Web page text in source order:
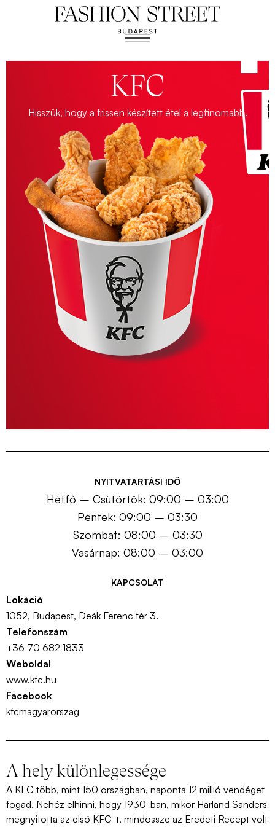
KFC
Hisszük, hogy a frissen készített étel a legfinomabb.
NYITVATARTÁSI IDŐ
Hétfő – Csütörtök: 09:00 – 03:00
Péntek: 09:00 – 03:30
Szombat: 08:00 – 03:30
Vasárnap: 08:00 – 03:00
KAPCSOLAT
Lokáció
1052, Budapest, Deák Ferenc tér 3.
Telefonszám
+36 70 682 1833
Weboldal
www.kfc.hu
Facebook
kfcmagyarorszag
A hely különlegessége
A KFC több, mint 150 országban, naponta 12 millió vendéget
fogad. Nehéz elhinni, hogy 1930-ban, mikor Harland Sanders
megnyitotta az első KFC-t, mindössze az Eredeti Recept volt